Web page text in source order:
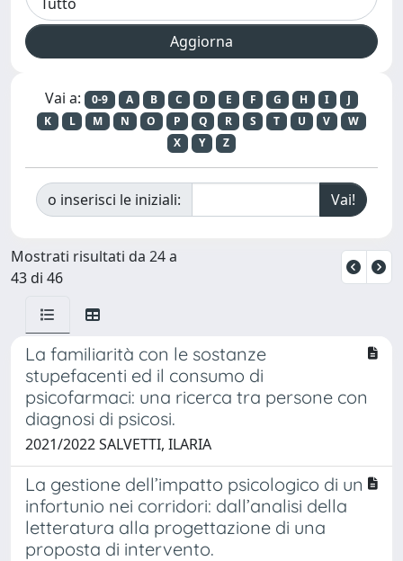
Vai a: 0-9 A B C D E F G H I
J
K
L M N O P Q R S T U V
W
X
Y Z
o inserisci le iniziali:
Mostrati risultati da 24 a
43 di 46
La familiarità con le sostanze
stupefacenti ed il consumo di
psicofarmaci: una ricerca tra persone con
diagnosi di psicosi.
2021/2022 SALVETTI, ILARIA
La gestione dell’impatto psicologico di un
infortunio nei corridori: dall’analisi della
letteratura alla progettazione di una
proposta di intervento.